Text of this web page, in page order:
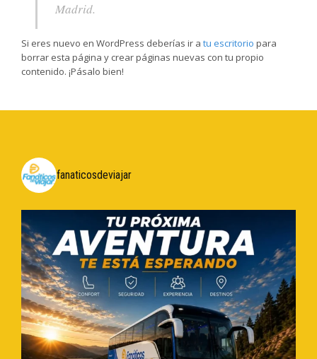
Madrid.
Si eres nuevo en WordPress deberías ir a tu escritorio para
borrar esta página y crear páginas nuevas con tu propio
contenido. ¡Pásalo bien!
fanaticosdeviajar